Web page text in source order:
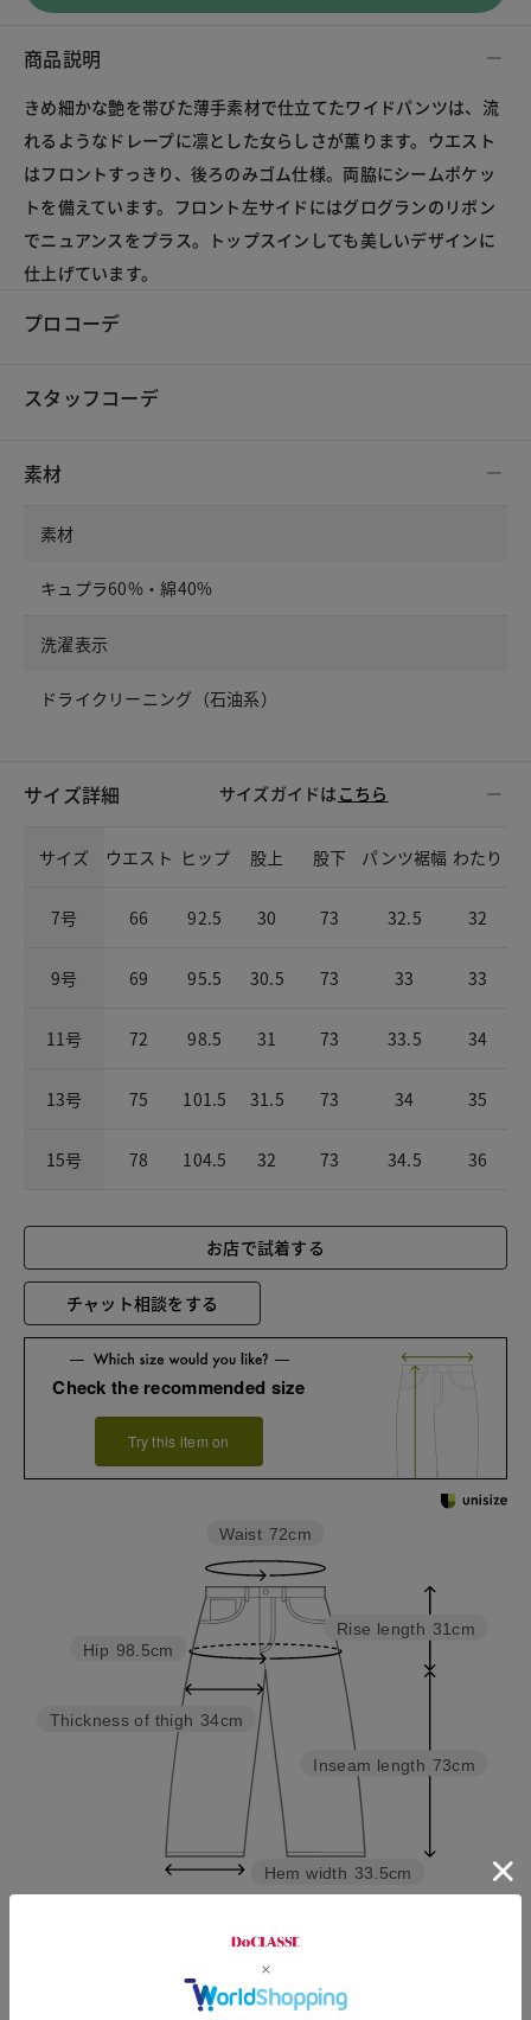
商品説明
きめ細かな艶を帯びた薄手素材で仕立てたワイドパンツは、流
れるようなドレープに凛とした女らしさが薫ります。ウエスト
はフロントすっきり、後ろのみゴム仕様。両脇にシームポケッ
トを備えています。フロント左サイドにはグログランのリボン
でニュアンスをプラス。トップスインしても美しいデザインに
仕上げています。
プロコーデ
スタッフコーデ
素材
素材
キュプラ60%・綿40%
洗濯表示
ドライクリーニング（石油系）
サイズ詳細 サイズガイドは こちら
サイズ ウエスト ヒップ 股上 股下 パンツ裾幅 わたり
7号 66 92.5 30 73 32.5 32
9号 69 95.5 30.5 73 33 33
11号 72 98.5 31 73 33.5 34
13号 75 101.5 31.5 73 34 35
15号 78 104.5 32 73 34.5 36
お店で試着する
チャット相談をする
Check the recommended size
Try this item on
Inseam length 73cm
Rise length 31cm
Hem width 33.5cm
Thickness of thigh 34cm
Hip 98.5cm
Waist 72cm
9号 11号